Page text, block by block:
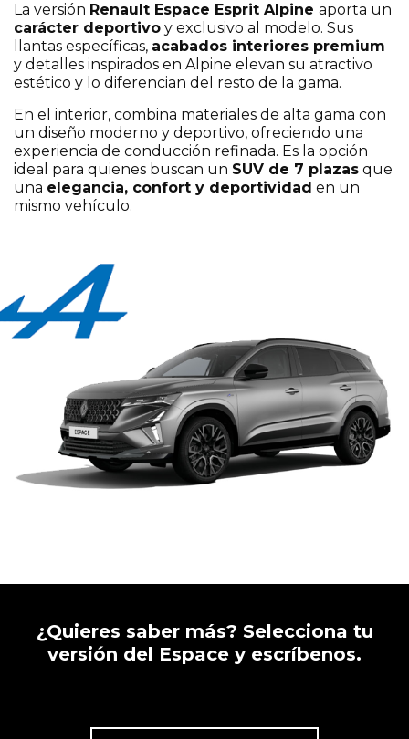
La versión Renault Espace Esprit Alpine aporta un
carácter deportivo y exclusivo al modelo. Sus
llantas específicas, acabados interiores premium
y detalles inspirados en Alpine elevan su atractivo
estético y lo diferencian del resto de la gama.
En el interior, combina materiales de alta gama con
un diseño moderno y deportivo, ofreciendo una
experiencia de conducción refinada. Es la opción
ideal para quienes buscan un SUV de 7 plazas que
una elegancia, confort y deportividad en un
mismo vehículo.
¿Quieres saber más? Selecciona tu
versión del Espace y escríbenos.